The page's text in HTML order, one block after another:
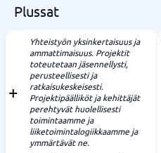
Plussat
Yhteistyön yksinkertaisuus ja
ammattimaisuus. Projektit
toteutetaan jäsennellysti,
perusteellisesti ja
ratkaisukeskeisesti.
Projektipäälliköt ja kehittäjät
perehtyvät huolellisesti
toimintaamme ja
liiketoimintalogiikkaamme ja
ymmärtävät ne.